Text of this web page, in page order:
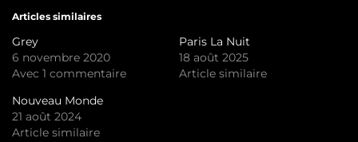
Articles similaires
Grey
6 novembre 2020
Avec 1 commentaire
Paris La Nuit
18 août 2025
Article similaire
Nouveau Monde
21 août 2024
Article similaire